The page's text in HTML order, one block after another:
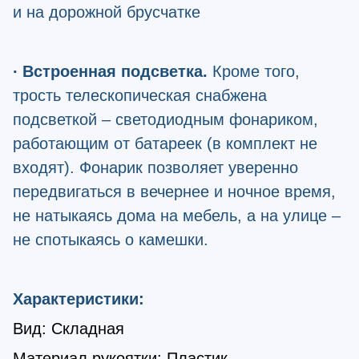
и на дорожной брусчатке
∙ Встроенная подсветка. Кроме того,
трость телескопическая снабжена
подсветкой – светодиодным фонариком,
работающим от батареек (в комплект не
входят). Фонарик позволяет уверенно
передвигаться в вечернее и ночное время,
не натыкаясь дома на мебель, а на улице –
не спотыкаясь о камешки.
Характеристики:
Вид: Складная